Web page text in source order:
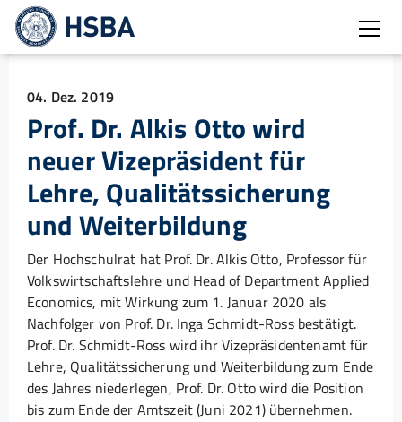
04. Dez. 2019
Prof. Dr. Alkis Otto wird
neuer Vizepräsident für
Lehre, Qualitätssicherung
und Weiterbildung
Der Hochschulrat hat Prof. Dr. Alkis Otto, Professor für
Volkswirtschaftslehre und Head of Department Applied
Economics, mit Wirkung zum 1. Januar 2020 als
Nachfolger von Prof. Dr. Inga Schmidt-Ross bestätigt.
Prof. Dr. Schmidt-Ross wird ihr Vizepräsidentenamt für
Lehre, Qualitätssicherung und Weiterbildung zum Ende
des Jahres niederlegen, Prof. Dr. Otto wird die Position
bis zum Ende der Amtszeit (Juni 2021) übernehmen.